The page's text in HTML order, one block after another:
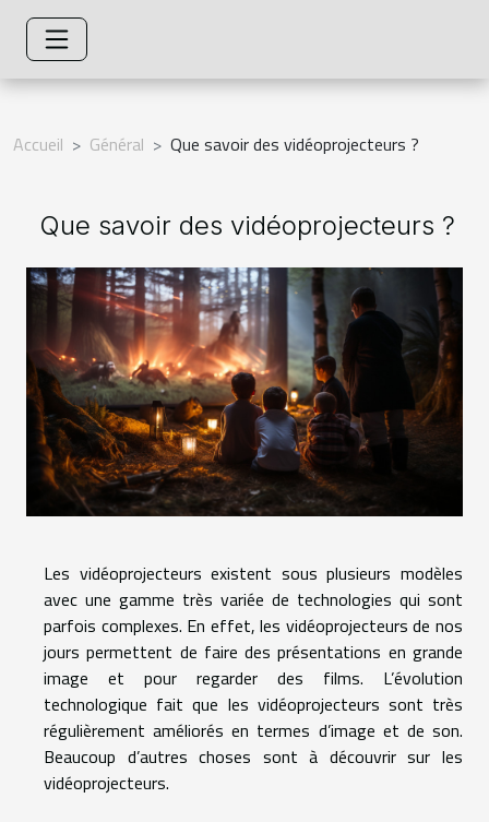
Accueil Général Que savoir des vidéoprojecteurs ?
Que savoir des vidéoprojecteurs ?
Les vidéoprojecteurs existent sous plusieurs modèles
avec une gamme très variée de technologies qui sont
parfois complexes. En effet, les vidéoprojecteurs de nos
jours permettent de faire des présentations en grande
image et pour regarder des films. L’évolution
technologique fait que les vidéoprojecteurs sont très
régulièrement améliorés en termes d’image et de son.
Beaucoup d’autres choses sont à découvrir sur les
vidéoprojecteurs.